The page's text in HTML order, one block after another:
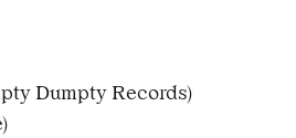
Dumpty Records)